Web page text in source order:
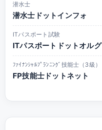
潜水士
潜水士ドットインフォ
ITパスポート試験
ITパスポートドットオルグ
ﾌｧｲﾅﾝｼｬﾙﾌﾟﾗﾝﾆﾝｸﾞ技能士（3級）
FP技能士ドットネット